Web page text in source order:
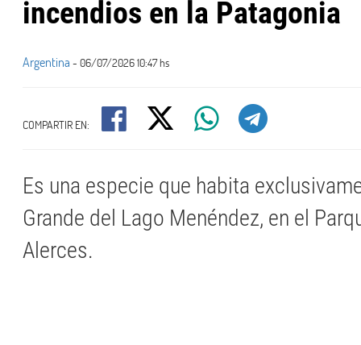
incendios en la Patagonia
Argentina - 06/07/2026 10:47 hs
COMPARTIR EN:
Es una especie que habita
Grande del Lago Menéndez, en el
Alerces.